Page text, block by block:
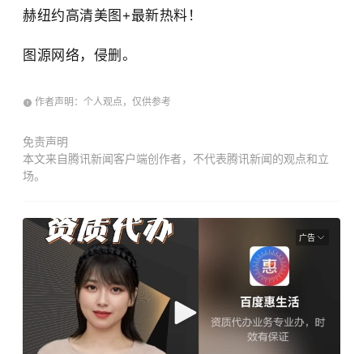
赫纽约高清美图+最新热料！
图源网络，侵删。
作者声明：个人观点，仅供参考
免责声明
本文来自腾讯新闻客户端创作者，不代表腾讯新闻的观点和立
场。
广告